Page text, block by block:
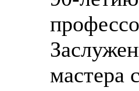
мастера